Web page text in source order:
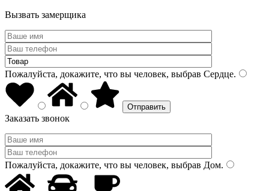
Вызвать замерщика
Пожалуйста, докажите, что вы человек, выбрав Сердце.
Заказать звонок
Пожалуйста, докажите, что вы человек, выбрав Дом.